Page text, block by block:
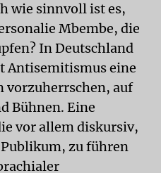
wie sinnvoll ist es,
Mbembe, die
In Deutschland
Antisemitismus eine
vorzuherrschen, auf
Bühnen. Eine
vor allem diskursiv,
zu führen